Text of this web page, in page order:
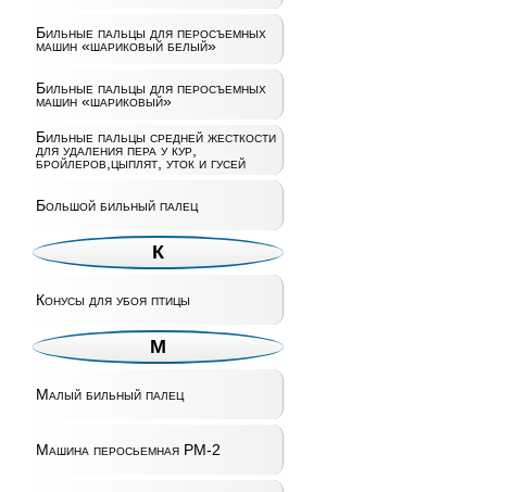
Бильные пальцы для перосъемных
машин «шариковый белый»
Бильные пальцы для перосъемных
машин «шариковый»
Бильные пальцы средней жесткости
для удаления пера у кур,
бройлеров,цыплят, уток и гусей
Большой бильный палец
К
Конусы для убоя птицы
М
Малый бильный палец
Машина перосьемная РМ-2